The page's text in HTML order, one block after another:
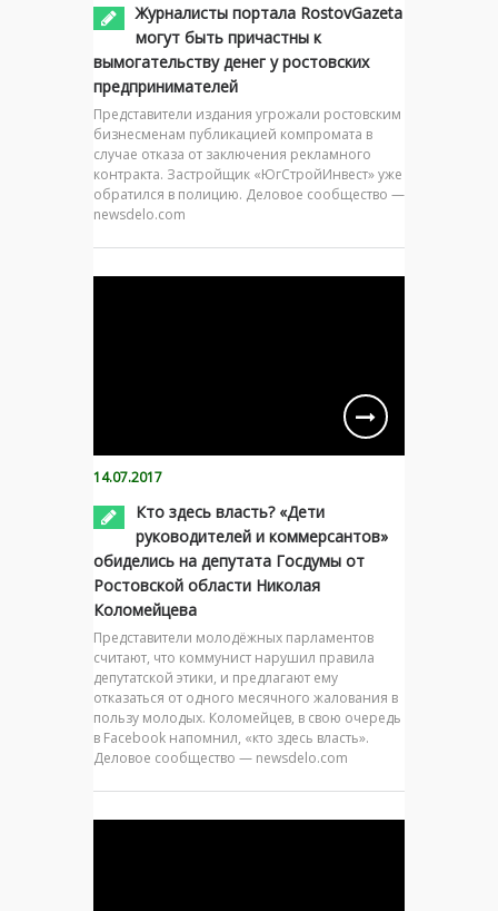
Журналисты портала RostovGazeta
могут быть причастны к
вымогательству денег у ростовских
предпринимателей
Представители издания угрожали ростовским
бизнесменам публикацией компромата в
случае отказа от заключения рекламного
контракта. Застройщик «ЮгСтройИнвест» уже
обратился в полицию. Деловое сообщество —
newsdelo.com
14.07.2017
Кто здесь власть? «Дети
руководителей и коммерсантов»
обиделись на депутата Госдумы от
Ростовской области Николая
Коломейцева
Представители молодёжных парламентов
считают, что коммунист нарушил правила
депутатской этики, и предлагают ему
отказаться от одного месячного жалования в
пользу молодых. Коломейцев, в свою очередь
в Facebook напомнил, «кто здесь власть».
Деловое сообщество — newsdelo.com